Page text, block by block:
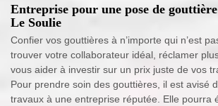
Entreprise pour une pose de
Le Soulie
Confier vos gouttières à n’importe qui n’est
trouver votre collaborateur idéal, réclamer
vous aider à investir sur un prix juste de vos
Pour prendre soin des gouttières, il est avisé
travaux à une entreprise réputée. Elle pourra